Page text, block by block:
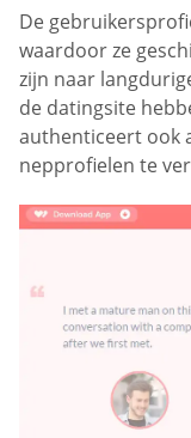
De
waardoor ze
zijn naar
de datingsite
authenticeert ook
nepprofielen te